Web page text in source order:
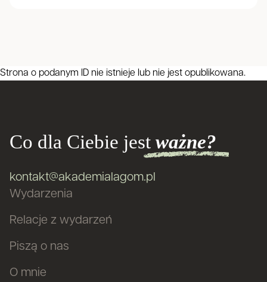
Strona o podanym ID nie istnieje lub nie jest opublikowana.
Co dla Ciebie jest ważne?
kontakt@akademialagom.pl
Wydarzenia
Relacje z wydarzeń
Piszą o nas
O mnie